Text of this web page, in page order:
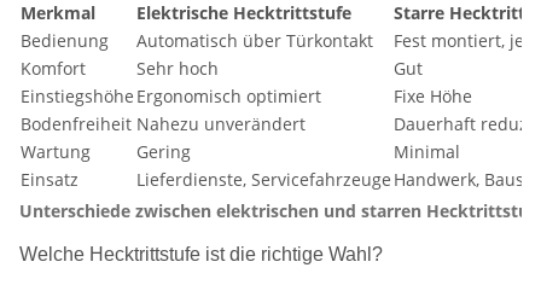
Unterschiede zwischen elektrischen und starren
Merkmal Elektrische Hecktrittstufe
Starre
Bedienung
Automatisch über Türkontakt
Fest montiert,
Komfort
Sehr hoch
Gut
Einstiegshöhe Ergonomisch optimiert
Fixe Höhe
Bodenfreiheit Nahezu unverändert
Dauerhaft
Wartung
Gering
Minimal
Einsatz
Lieferdienste, Servicefahrzeuge Handwerk,
Welche Hecktrittstufe ist die richtige Wahl?